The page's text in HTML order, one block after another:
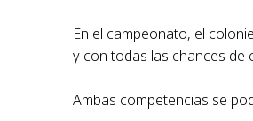
En el campeonato, el
y con todas las chances de
Ambas competencias se